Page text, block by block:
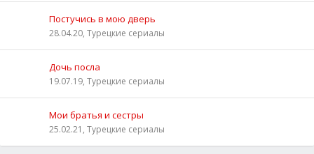
Постучись в мою дверь
28.04.20, Турецкие сериалы
Дочь посла
19.07.19, Турецкие сериалы
Мои братья и сестры
25.02.21, Турецкие сериалы